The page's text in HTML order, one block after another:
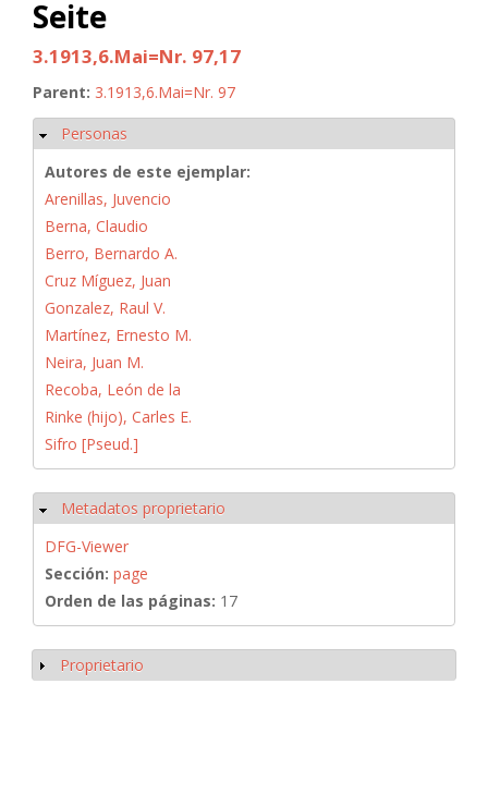
Seite
3.1913,6.Mai=Nr. 97,17
Parent: 3.1913,6.Mai=Nr. 97
Ocultar
Personas
Autores de este ejemplar:
Arenillas, Juvencio
Berna, Claudio
Berro, Bernardo A.
Cruz Míguez, Juan
Gonzalez, Raul V.
Martínez, Ernesto M.
Neira, Juan M.
Recoba, León de la
Rinke (hijo), Carles E.
Sifro [Pseud.]
Ocultar
Metadatos proprietario
DFG-Viewer
Sección: page
Orden de las páginas: 17
Mostrar
Proprietario